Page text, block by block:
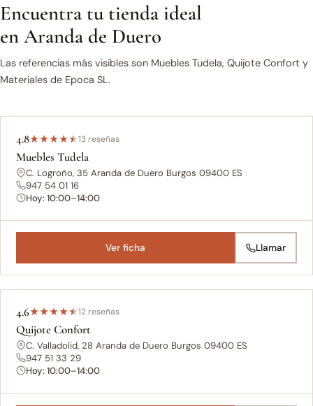
Encuentra tu tienda ideal
en Aranda de Duero
Las referencias más visibles son Muebles Tudela, Quijote Confort y
Materiales de Epoca SL.
4.8★★★★★13 reseñas
Muebles Tudela
C. Logroño, 35 Aranda de Duero Burgos 09400 ES
947 54 01 16
Hoy: 10:00–14:00
Ver ficha Llamar
4.6★★★★★12 reseñas
Quijote Confort
C. Valladolid, 28 Aranda de Duero Burgos 09400 ES
947 51 33 29
Hoy: 10:00–14:00